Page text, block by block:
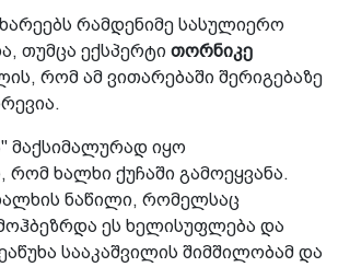
რამდენიმე სასულიერო
თუმცა ექსპერტი თორნიკე
რომ ამ ვითარებაში შერიგებაზე
მაქსიმალურად იყო
ხალხი ქუჩაში გამოეყვანა.
ნაწილი, რომელსაც
ეს ხელისუფლება და
სააკაშვილის შიმშილობამ და